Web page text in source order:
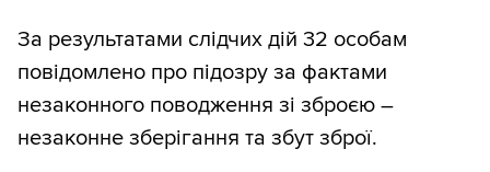
За результатами слідчих дій 32 особам
повідомлено про підозру за фактами
незаконного поводження зі зброєю –
незаконне зберігання та збут зброї.